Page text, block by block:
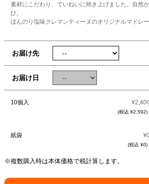
素材にこだわり、ていねいに焼き上げました。自然
ひ。
ほんのり塩味クレマンティーヌのオリジナルマドレ
お届け先
お届け日
10個入
(税込 ¥2,592)
紙袋
(税込 ¥0)
※複数購入時は本体価格で税計算します。